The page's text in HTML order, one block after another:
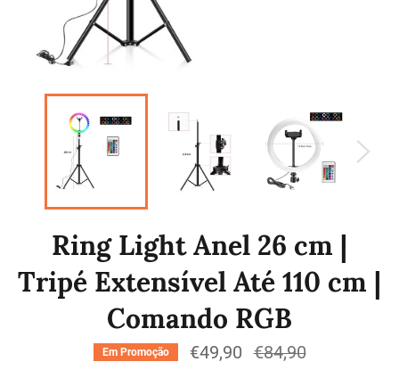
Ring Light Anel 26 cm |
Tripé Extensível Até 110 cm |
Comando RGB
Em Promoção €49,90
Preço
normal
€84,90